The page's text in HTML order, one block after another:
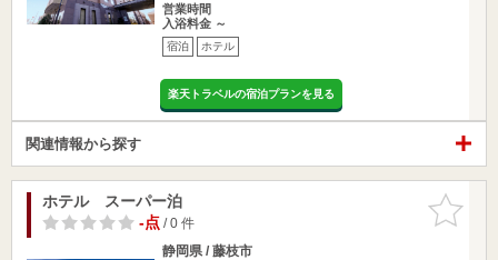
営業時間
入浴料金 ～
宿泊 ホテル
楽天トラベルの宿泊プランを見る
関連情報から探す
お気に入
りに追加
ホテル スーパー泊
-点/ 0 件
静岡県 / 藤枝市